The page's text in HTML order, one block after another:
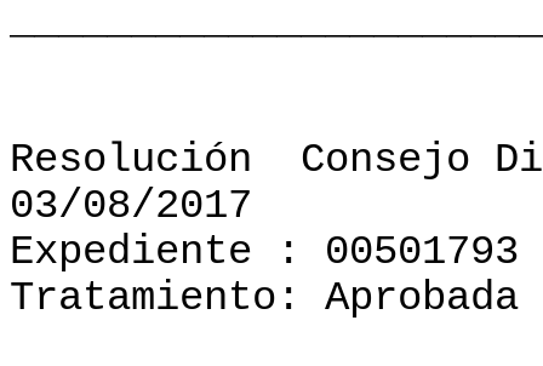
Resolución
Consejo
03/08/2017
Expediente : 00501793
Tratamiento: Aprobada